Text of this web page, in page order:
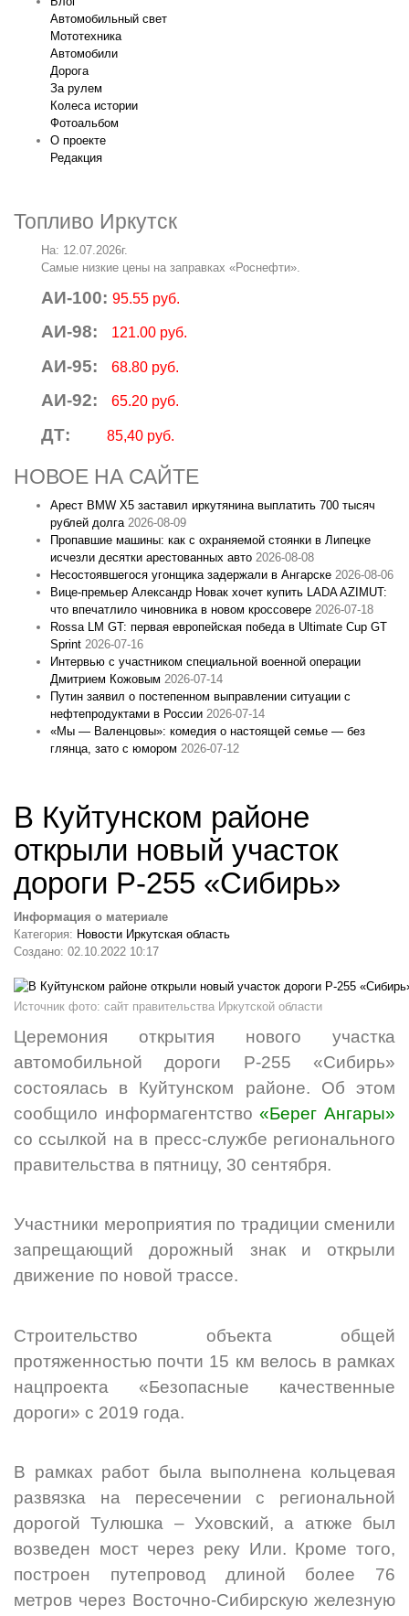
Автомобильный свет
Мототехника
Автомобили
Дорога
За рулем
Колеса истории
Фотоальбом
О проекте
Редакция
Топливо Иркутск
На: 12.07.2026г.
Самые низкие цены на заправках «Роснефти».
АИ-100: 95.55 руб.
АИ-98: 121.00 руб.
АИ-95: 68.80 руб.
АИ-92: 65.20 руб.
ДТ: 85,40 руб.
НОВОЕ НА САЙТЕ
Арест BMW X5 заставил иркутянина выплатить 700 тысяч
рублей долга 2026-08-09
Пропавшие машины: как с охраняемой стоянки в Липецке
исчезли десятки арестованных авто 2026-08-08
Несостоявшегося угонщика задержали в Ангарске 2026-08-06
Вице‑премьер Александр Новак хочет купить LADA AZIMUT:
что впечатлило чиновника в новом кроссовере 2026-07-18
Rossa LM GT: первая европейская победа в Ultimate Cup GT
Sprint 2026-07-16
Интервью с участником специальной военной операции
Дмитрием Кожовым 2026-07-14
Путин заявил о постепенном выправлении ситуации с
нефтепродуктами в России 2026-07-14
«Мы — Валенцовы»: комедия о настоящей семье — без
глянца, зато с юмором 2026-07-12
В Куйтунском районе
открыли новый участок
дороги Р-255 «Сибирь»
Информация о материале
Категория: Новости Иркутская область
Создано: 02.10.2022 10:17
Источник фото: сайт правительства Иркутской области
Церемония открытия нового участка
автомобильной дороги Р-255 «Сибирь»
состоялась в Куйтунском районе. Об этом
сообщило информагентство«Берег Ангары»
со ссылкой на в пресс-службе регионального
правительства в пятницу, 30 сентября.
Участники мероприятия по традиции сменили
запрещающий дорожный знак и открыли
движение по новой трассе.
Строительство объекта общей
протяженностью почти 15 км велось в рамках
нацпроекта «Безопасные качественные
дороги» с 2019 года.
В рамках работ была выполнена кольцевая
развязка на пересечении с региональной
дорогой Тулюшка ‒ Уховский, а аткже был
возведен мост через реку Или. Кроме того,
построен путепровод длиной более 76
метров через Восточно-Сибирскую железную